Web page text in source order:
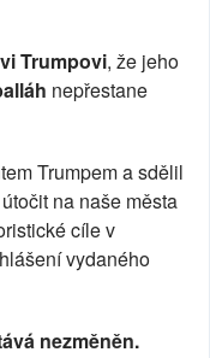
Trumpovi, že jeho
nepřestane
Trumpem a sdělil
na naše města
cíle v
vydaného
nezměněn.